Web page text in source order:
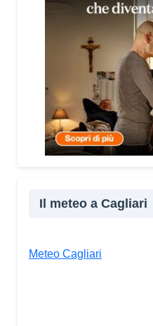
Il meteo a Cagliari
Meteo Cagliari